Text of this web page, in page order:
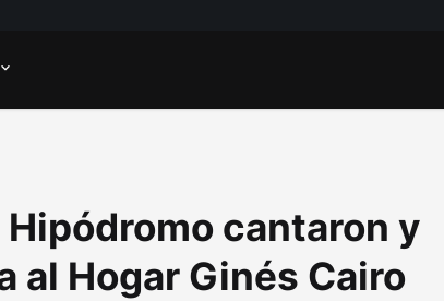
cantaron y
al Hogar Ginés Cairo